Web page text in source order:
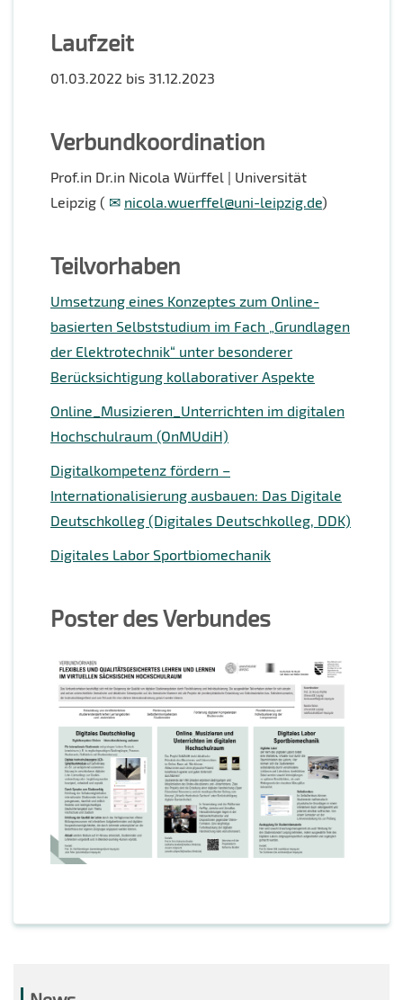
Laufzeit
01.03.2022 bis 31.12.2023
Verbundkoordination
Prof.in Dr.in Nicola Würffel | Universität
Leipzig (
nicola.wuerffel@uni-leipzig.de)
Teilvorhaben
Umsetzung eines Konzeptes zum Online-
basierten Selbststudium im Fach „Grundlagen
der Elektrotechnik“ unter besonderer
Berücksichtigung kollaborativer Aspekte
Online_Musizieren_Unterrichten im digitalen
Hochschulraum (OnMUdiH)
Digitalkompetenz fördern –
Internationalisierung ausbauen: Das Digitale
Deutschkolleg (Digitales Deutschkolleg, DDK)
Digitales Labor Sportbiomechanik
Poster des Verbundes